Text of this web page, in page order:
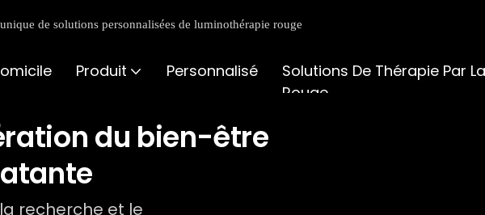
de solutions personnalisées de luminothérapie rouge
Produit Personnalisé
Solutions De Thérapie Par
Rouge
du bien-être
recherche et le